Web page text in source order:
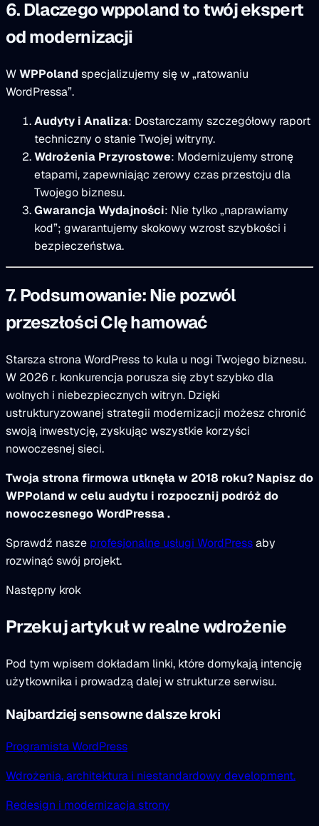
6. Dlaczego wppoland to twój ekspert
od modernizacji
WWPPoland specjalizujemy się w „ratowaniu
WordPressa”.
Audyty i Analiza: Dostarczamy szczegółowy raport
techniczny o stanie Twojej witryny.
Wdrożenia Przyrostowe: Modernizujemy stronę
etapami, zapewniając zerowy czas przestoju dla
Twojego biznesu.
Gwarancja Wydajności: Nie tylko „naprawiamy
kod”; gwarantujemy skokowy wzrost szybkości i
bezpieczeństwa.
7. Podsumowanie: Nie pozwól
przeszłości CIę hamować
Starsza strona WordPress to kula u nogi Twojego biznesu.
W 2026 r. konkurencja porusza się zbyt szybko dla
wolnych i niebezpiecznych witryn. Dzięki
ustrukturyzowanej strategii modernizacji możesz chronić
swoją inwestycję, zyskując wszystkie korzyści
nowoczesnej sieci.
Twoja strona firmowa utknęła w 2018 roku? Napisz do
WPPoland w celu audytu i rozpocznij podróż do
nowoczesnego WordPressa .
Sprawdź nasze profesjonalne usługi WordPressaby
rozwinąć swój projekt.
Następny krok
Przekuj artykuł w realne wdrożenie
Pod tym wpisem dokładam linki, które domykają intencję
użytkownika i prowadzą dalej w strukturze serwisu.
Najbardziej sensowne dalsze kroki
Programista WordPress
Wdrożenia, architektura i niestandardowy development.
Redesign i modernizacja strony